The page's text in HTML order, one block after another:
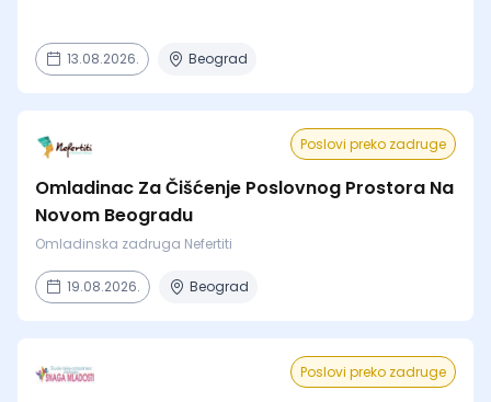
13.08.2026. Beograd
Poslovi preko zadruge
Omladinac Za Čišćenje Poslovnog Prostora Na
Novom Beogradu
Omladinska zadruga Nefertiti
19.08.2026. Beograd
Poslovi preko zadruge